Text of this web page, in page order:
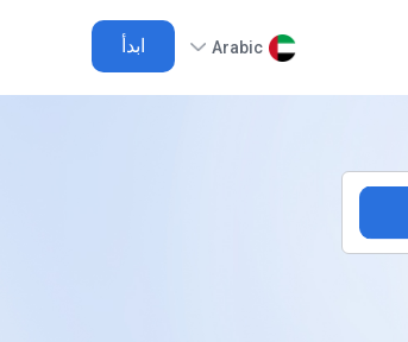
Arabic ابدأ